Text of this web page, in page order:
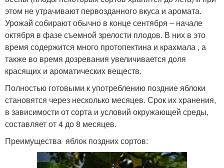
этом не утрачивают первозданного вкуса и аромата.
Урожай собирают обычно в конце сентября – начале
октября в фазе съемной зрелости плодов. В них в это
время содержится много протопектина и крахмала , а
также во время дозревания увеличивается доля
красящих и ароматических веществ.
Полностью готовыми к употреблению поздние яблоки
становятся через несколько месяцев. Срок их хранения,
в зависимости от сорта и условий окружающей среды,
составляет от 4 до 8 месяцев.
Преимущества яблок поздних сортов: